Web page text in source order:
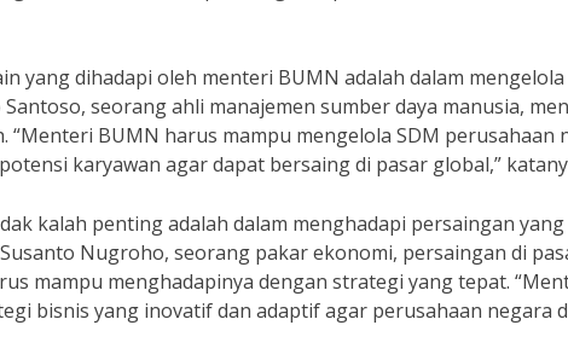
yang dihadapi oleh menteri BUMN adalah dalam
seorang ahli manajemen sumber daya manusia,
“Menteri BUMN harus mampu mengelola SDM perusahaan
karyawan agar dapat bersaing di pasar global,”
kalah penting adalah dalam menghadapi persaingan
Nugroho, seorang pakar ekonomi, persaingan di
mampu menghadapinya dengan strategi yang tepat.
bisnis yang inovatif dan adaptif agar perusahaan negara